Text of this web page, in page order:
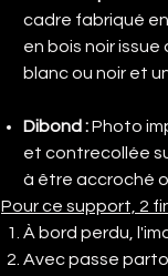
cadre fabriqué
en bois noir
blanc ou noir et
Dibond :Photo
et contrecollée
à être accroché
Pour ce support, 2
À bord perdu,
Avec passe